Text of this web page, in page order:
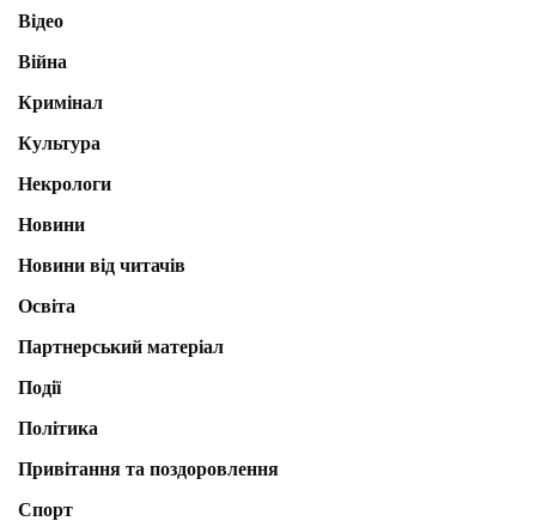
Відео
Війна
Кримінал
Культура
Некрологи
Новини
Новини від читачів
Освіта
Партнерський матеріал
Події
Політика
Привітання та поздоровлення
Спорт